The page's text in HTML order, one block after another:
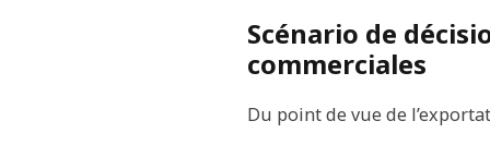
Scénario de
commerciales
Du point de vue de